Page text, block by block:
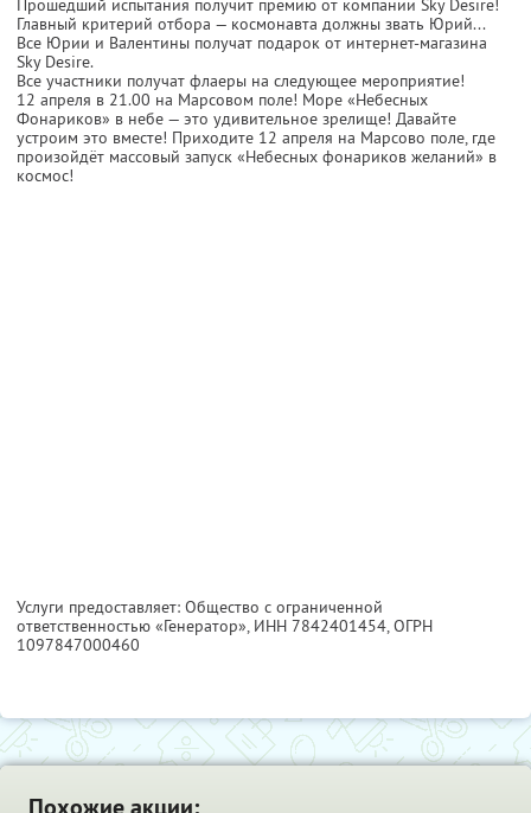
Прошедший испытания получит премию от компании Skу Desire!
Главный критерий отбора — космонавта должны звать Юрий...
Все Юрии и Валентины получат подарок от интернет-магазина
Sky Desire.
Все участники получат флаеры на следующее мероприятие!
12 апреля в 21.00 на Марсовом поле! Море «Небесных
Фонариков» в небе — это удивительное зрелище! Давайте
устроим это вместе! Приходите 12 апреля на Марсово поле, где
произойдёт массовый запуск «Небесных фонариков желаний» в
космос!
Услуги предоставляет: Общество с ограниченной
ответственностью «Генератор», ИНН 7842401454, ОГРН
1097847000460